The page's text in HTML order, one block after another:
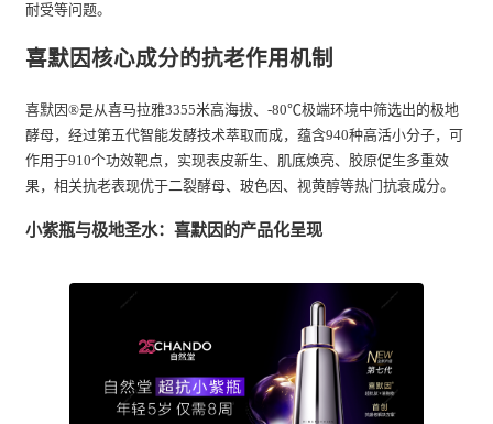
耐受等问题。
喜默因核心成分的抗老作用机制
喜默因®是从喜马拉雅3355米高海拔、-80℃极端环境中筛选出的极地
酵母，经过第五代智能发酵技术萃取而成，蕴含940种高活小分子，可
作用于910个功效靶点，实现表皮新生、肌底焕亮、胶原促生多重效
果，相关抗老表现优于二裂酵母、玻色因、视黄醇等热门抗衰成分。
小紫瓶与极地圣水：喜默因的产品化呈现